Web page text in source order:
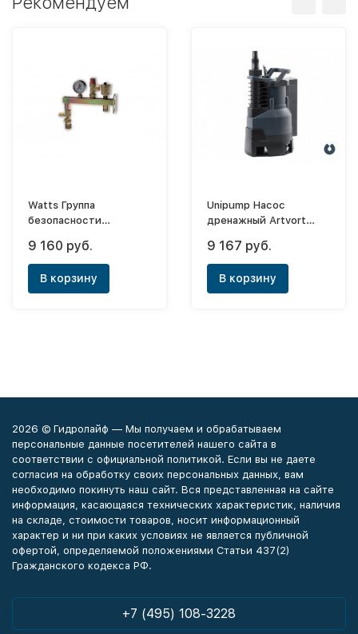
Watts Группа
безопасности
3bar
9 160 руб.
В корзину
Unipump Насос
дренажный Artvort
9 167 руб.
В корзину
2026 © Гидролайф — Мы получаем и обрабатываем
персональные данные посетителей нашего сайта в
соответствии с официальной политикой. Если вы не даете
согласия на обработку своих персональных данных, вам
необходимо покинуть наш сайт. Вся представленная на сайте
информация, касающаяся технических характеристик, наличия
на складе, стоимости товаров, носит информационный
характер и ни при каких условиях не является публичной
офертой, определяемой положениями Статьи 437(2)
Гражданского кодекса РФ.
+7 (495) 108-3228